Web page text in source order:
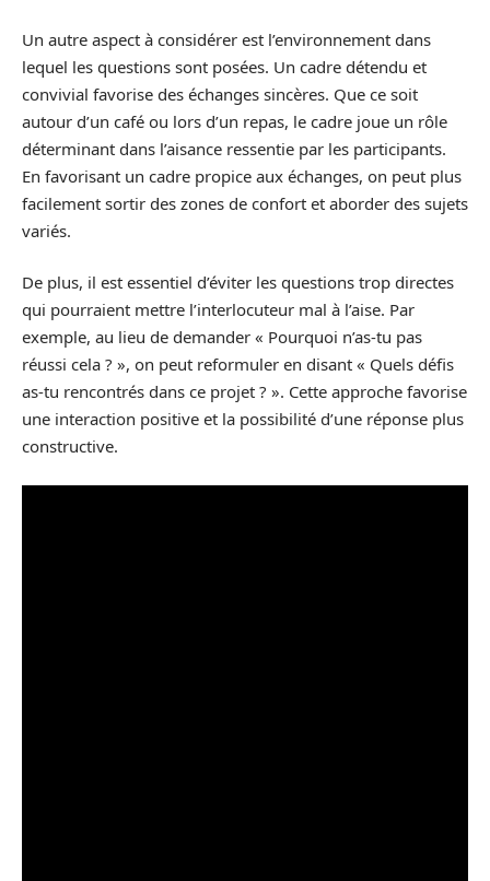
Un autre aspect à considérer est l’environnement dans
lequel les questions sont posées. Un cadre détendu et
convivial favorise des échanges sincères. Que ce soit
autour d’un café ou lors d’un repas, le cadre joue un rôle
déterminant dans l’aisance ressentie par les participants.
En favorisant un cadre propice aux échanges, on peut plus
facilement sortir des zones de confort et aborder des sujets
variés.
De plus, il est essentiel d’éviter les questions trop directes
qui pourraient mettre l’interlocuteur mal à l’aise. Par
exemple, au lieu de demander « Pourquoi n’as-tu pas
réussi cela ? », on peut reformuler en disant « Quels défis
as-tu rencontrés dans ce projet ? ». Cette approche favorise
une interaction positive et la possibilité d’une réponse plus
constructive.